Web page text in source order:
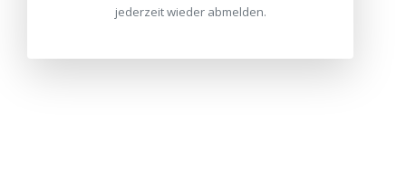
jederzeit wieder abmelden.